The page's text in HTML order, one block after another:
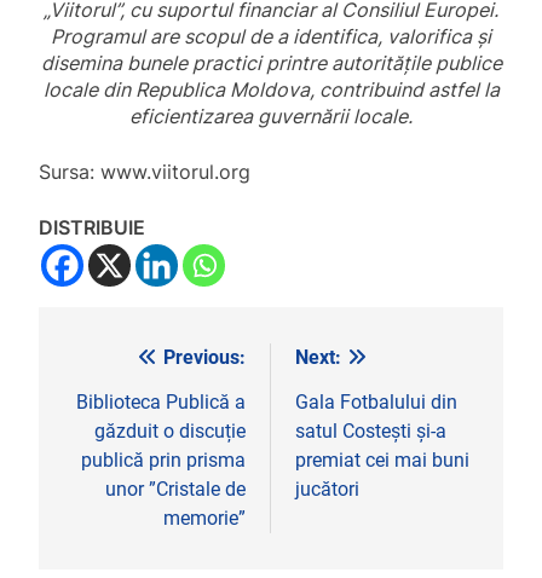
„Viitorul”, cu suportul financiar al Consiliul Europei.
Programul are scopul de a identifica, valorifica și
disemina bunele practici printre autorităţile publice
locale din Republica Moldova, contribuind astfel la
eficientizarea guvernării locale.
Sursa: www.viitorul.org
DISTRIBUIE
Navigare
în
articole
Previous:
Biblioteca Publică a
găzduit o discuție
publică prin prisma
unor ”Cristale de
memorie”
Next:
Gala Fotbalului din
satul Costești și-a
premiat cei mai buni
jucători